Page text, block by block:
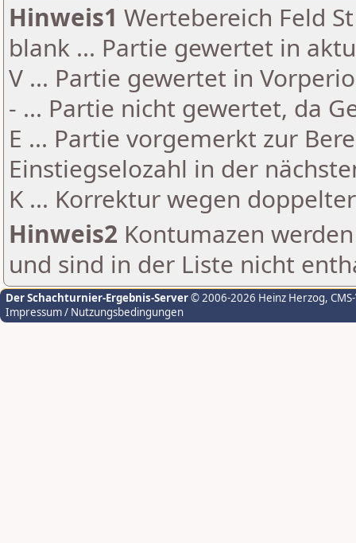
Hinweis1 Wertebereich Feld
blank ... Partie gewertet in
V ... Partie gewertet in
- ... Partie nicht gewertet, da
E ... Partie vorgemerkt zur
Einstiegselozahl in der
K ... Korrektur wegen
Hinweis2 Kontumazen
und sind in der Liste nicht
Der Schachturnier-Ergebnis-Server© 2006-2026 Heinz Herzog,
Impressum / Nutzungsbedingungen